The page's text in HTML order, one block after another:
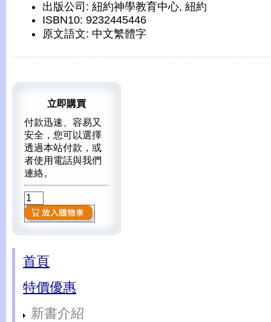
出版公司: 紐約神學教育中心, 紐約
ISBN10: 9232445446
原文語文: 中文繁體字
立即購買
付款迅速、容易又
安全，您可以選擇
透過本站付款，或
者使用電話與我們
連絡。
首頁
特價優惠
新書介紹